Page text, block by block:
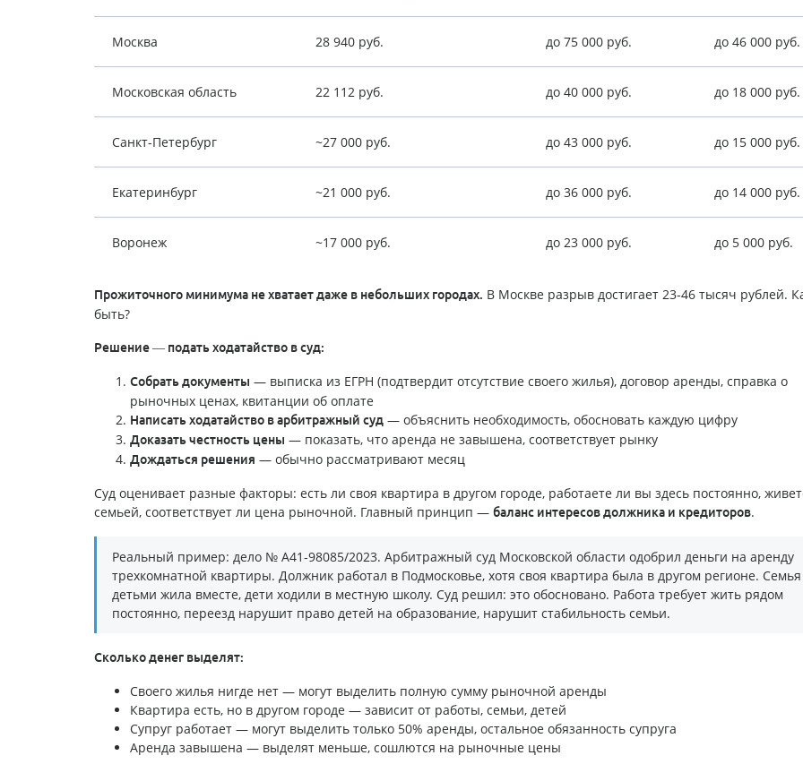
Москва 28 940 руб. до 75 000 руб. до 46 000 руб.
Московская область 22 112 руб. до 40 000 руб. до 18 000 руб.
Санкт-Петербург ~27 000 руб. до 43 000 руб. до 15 000 руб.
Екатеринбург ~21 000 руб. до 36 000 руб. до 14 000 руб.
Воронеж ~17 000 руб. до 23 000 руб. до 5 000 руб.
Прожиточного минимума не хватает даже в небольших городах. В Москве разрыв достигает 23-46 тысяч рублей.
быть?
Решение — подать ходатайство в суд:
Собрать документы — выписка из ЕГРН (подтвердит отсутствие своего жилья), договор аренды, справка о
рыночных ценах, квитанции об оплате
Написать ходатайство в арбитражный суд— объяснить необходимость, обосновать каждую цифру
Доказать честность цены — показать, что аренда не завышена, соответствует рынку
Дождаться решения — обычно рассматривают месяц
Суд оценивает разные факторы: есть ли своя квартира в другом городе, работаете ли вы здесь постоянно,
семьей, соответствует ли цена рыночной. Главный принцип — баланс интересов должника и кредиторов.
Реальный пример: дело № А41-98085/2023. Арбитражный суд Московской области одобрил деньги на аренду
трехкомнатной квартиры. Должник работал в Подмосковье, хотя своя квартира была в другом регионе. Семья
детьми жила вместе, дети ходили в местную школу. Суд решил: это обосновано. Работа требует жить рядом
постоянно, переезд нарушит право детей на образование, нарушит стабильность семьи.
Сколько денег выделят:
Своего жилья нигде нет — могут выделить полную сумму рыночной аренды
Квартира есть, но в другом городе — зависит от работы, семьи, детей
Супруг работает — могут выделить только 50% аренды, остальное обязанность супруга
Аренда завышена — выделят меньше, сошлются на рыночные цены